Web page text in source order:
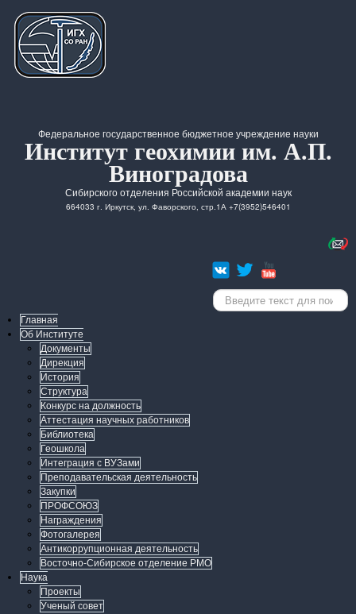
Федеральное государственное бюджетное учреждение науки
Институт геохимии им. А.П.
Виноградова
Сибирского отделения Российской академии наук
664033 г. Иркутск, ул. Фаворского, стр.1А +7(3952)546401
Искать...
Главная
Об Институте
Документы
Дирекция
История
Структура
Конкурс на должность
Аттестация научных работников
Библиотека
Геошкола
Интеграция с ВУЗами
Преподавательская деятельность
Закупки
ПРОФСОЮЗ
Награждения
Фотогалерея
Антикоррупционная деятельность
Восточно-Сибирское отделение РМО
Наука
Проекты
Ученый совет